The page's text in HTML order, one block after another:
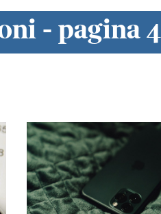
- pagina 4